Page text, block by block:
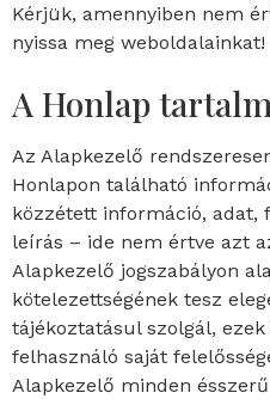
Kérjük, amennyiben nem
nyissa meg weboldalainkat!
A Honlap
Az Alapkezelő
Honlapon található
közzétett információ, adat,
leírás – ide nem értve azt
Alapkezelő jogszabályon
kötelezettségének tesz
tájékoztatásul szolgál,
felhasználó saját
Alapkezelő minden